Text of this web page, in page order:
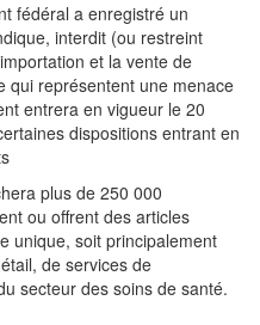
fédéral a enregistré un
interdit (ou restreint
et la vente de
qui représentent une menace
entrera en vigueur le 20
dispositions entrant en
plus de 250 000
ou offrent des articles
unique, soit principalement
de services de
secteur des soins de santé.